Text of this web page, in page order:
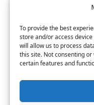
To provide the best
store and/or access
will allow us to process
this site. Not consenting
certain features and
* Bei mit diesem
handelt es sich um
Mehrkosten – als